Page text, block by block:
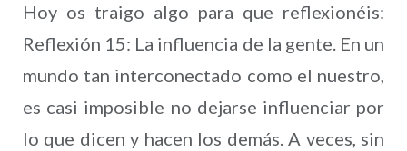
Hoy os traigo algo para que reflexionéis:
Reflexión 15: La influencia de la gente. En un
mundo tan interconectado como el nuestro,
es casi imposible no dejarse influenciar por
lo que dicen y hacen los demás. A veces, sin